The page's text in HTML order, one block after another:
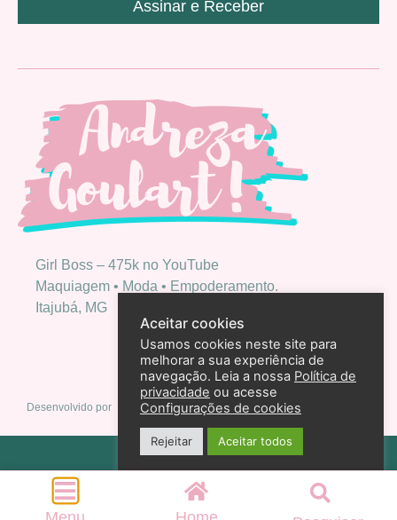
Girl Boss – 475k no YouTube
Maquiagem • Moda • Empoderamento.
Itajubá, MG
Assinar e Receber
Desenvolvido por
Política de privacidade
2026 – Andreza Goulart – Todos os direitos reservados
Aceitar cookies
Usamos cookies neste site para
melhorar a sua experiência de
navegação. Leia a nossa Política de
privacidade ou acesse
Configurações de cookies
Rejeitar Aceitar todos